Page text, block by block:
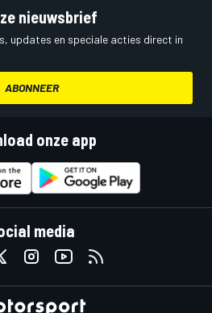
nieuwsbrief
updates en speciale acties direct in
ABONNEER
onze app
media